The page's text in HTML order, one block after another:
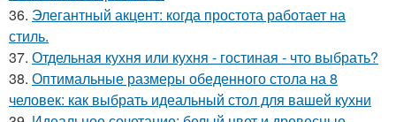
36. Элегантный акцент: когда простота работает на
стиль.
37. Отдельная кухня или кухня - гостиная - что выбрать?
38. Оптимальные размеры обеденного стола на 8
человек: как выбрать идеальный стол для вашей кухни